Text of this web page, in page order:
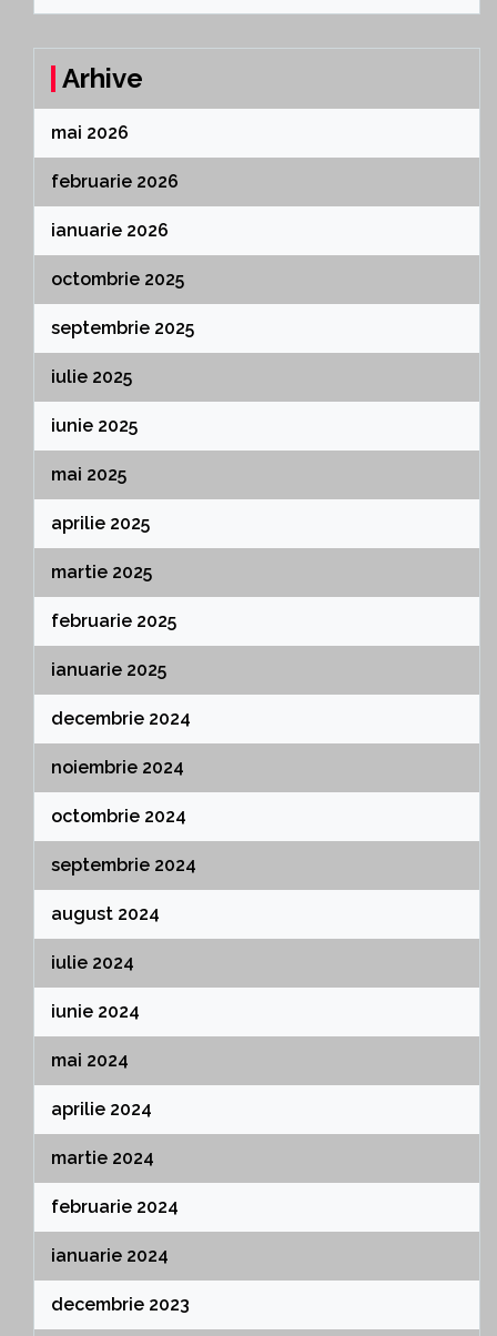
Arhive
mai 2026
februarie 2026
ianuarie 2026
octombrie 2025
septembrie 2025
iulie 2025
iunie 2025
mai 2025
aprilie 2025
martie 2025
februarie 2025
ianuarie 2025
decembrie 2024
noiembrie 2024
octombrie 2024
septembrie 2024
august 2024
iulie 2024
iunie 2024
mai 2024
aprilie 2024
martie 2024
februarie 2024
ianuarie 2024
decembrie 2023